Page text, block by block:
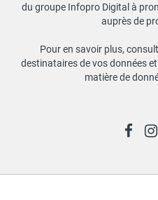
du groupe Infopro Digital à
auprès de
Pour en savoir plus,
destinataires de vos données
matière de